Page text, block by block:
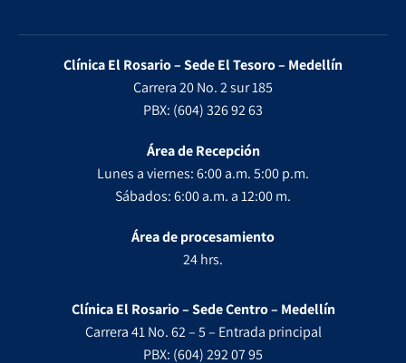
Clínica El Rosario – Sede El Tesoro – Medellín
Carrera 20 No. 2 sur 185
PBX: (604) 326 92 63
Área de Recepción
Lunes a viernes: 6:00 a.m. 5:00 p.m.
Sábados: 6:00 a.m. a 12:00 m.
Área de procesamiento
24 hrs.
Clínica El Rosario – Sede Centro – Medellín
Carrera 41 No. 62 – 5 – Entrada principal
PBX: (604) 292 07 95